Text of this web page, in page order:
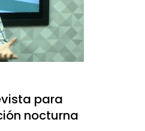
para
nocturna